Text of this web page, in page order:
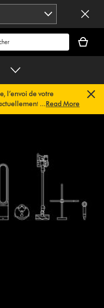
panier
est
l’envoi de votre
être
solution rapide.Vous
...Read More